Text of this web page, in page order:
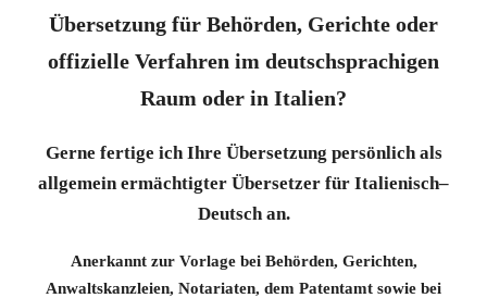
Übersetzung für Behörden, Gerichte oder
offizielle Verfahren im deutschsprachigen
Raum oder in Italien?
Gerne fertige ich Ihre Übersetzung persönlich als
allgemein ermächtigter Übersetzer für Italienisch–
Deutsch an.
Anerkannt zur Vorlage bei Behörden, Gerichten,
Anwaltskanzleien, Notariaten, dem Patentamt sowie bei